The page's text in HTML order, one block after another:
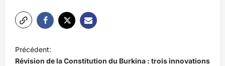
N
a
Précédent:
Révision de la Constitution du Burkina : trois innovations